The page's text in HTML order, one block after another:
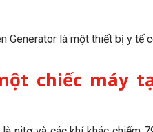
Generator là một thiết bị y tế
chiếc máy